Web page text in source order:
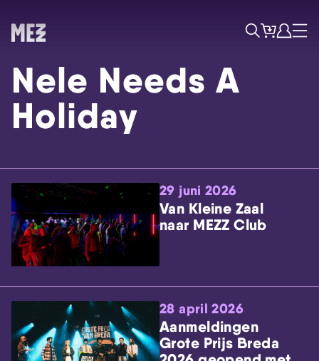
Skip navigatie
ZoekTicketsAccount
Menu
Nele Needs A
Holiday
29 juni 2026
Van Kleine Zaal
naar MEZZ Club
28 april 2026
Aanmeldingen
Grote Prijs Breda